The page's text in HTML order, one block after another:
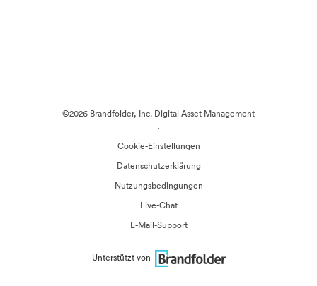
©2026 Brandfolder, Inc. Digital Asset Management
·
Cookie-Einstellungen
Datenschutzerklärung
Nutzungsbedingungen
Live-Chat
E-Mail-Support
Unterstützt von